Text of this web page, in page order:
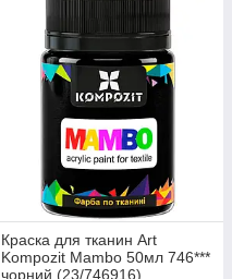
Краска для тканин Art
Kompozit Mambo 50мл 746***
чорний (23/746916)